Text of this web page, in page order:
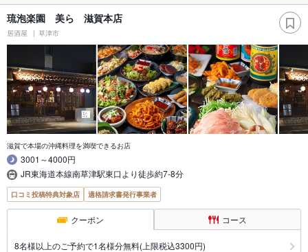
琉泡楽園 美ら 滋賀本店
居酒屋 草津市
滋賀で本場の沖縄料理を満喫できるお店
3001～4000円
JR東海道本線南草津駅東口より徒歩約7-8分
口コミ投稿特典対象店 適格請求書発行事業者
クーポン コース
8名様以上のご予約で1名様分無料(上限税込3300円)